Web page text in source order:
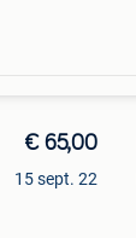
€ 65,00
15 sept. 22